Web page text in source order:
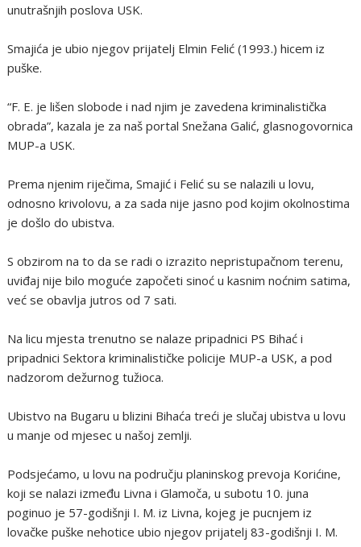
unutrašnjih poslova USK.
Smajića je ubio njegov prijatelj Elmin Felić (1993.) hicem iz
puške.
“F. E. je lišen slobode i nad njim je zavedena kriminalistička
obrada”, kazala je za naš portal Snežana Galić, glasnogovornica
MUP-a USK.
Prema njenim riječima, Smajić i Felić su se nalazili u lovu,
odnosno krivolovu, a za sada nije jasno pod kojim okolnostima
je došlo do ubistva.
S obzirom na to da se radi o izrazito nepristupačnom terenu,
uviđaj nije bilo moguće započeti sinoć u kasnim noćnim satima,
već se obavlja jutros od 7 sati.
Na licu mjesta trenutno se nalaze pripadnici PS Bihać i
pripadnici Sektora kriminalističke policije MUP-a USK, a pod
nadzorom dežurnog tužioca.
Ubistvo na Bugaru u blizini Bihaća treći je slučaj ubistva u lovu
u manje od mjesec u našoj zemlji.
Podsjećamo, u lovu na području planinskog prevoja Korićine,
koji se nalazi između Livna i Glamoča, u subotu 10. juna
poginuo je 57-godišnji I. M. iz Livna, kojeg je pucnjem iz
lovačke puške nehotice ubio njegov prijatelj 83-godišnji I. M.